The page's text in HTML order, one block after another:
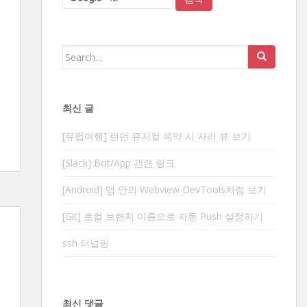
Search
최신 글
[유럽여행] 런던 뮤지컬 예약 시 자리 뷰 보기
[Slack] Bot/App 관련 링크
[Android] 앱 안의 Webview DevTools처럼 보기
[Git] 로컬 브랜치 이름으로 자동 Push 설정하기
ssh 터널링
최신 댓글